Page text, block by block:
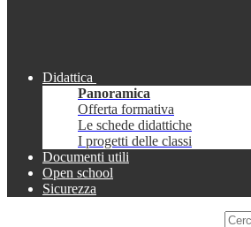
Didattica
Panoramica
Offerta formativa
Le schede didattiche
I progetti delle classi
Documenti utili
Open school
Sicurezza